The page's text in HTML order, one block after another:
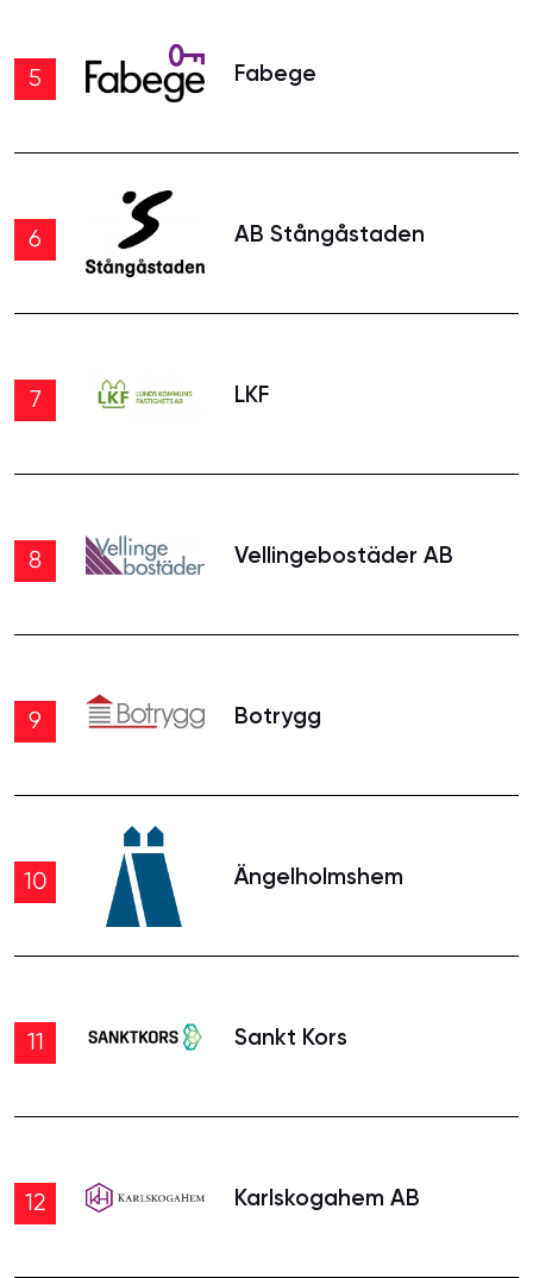
5 Fabege
6 AB Stångåstaden
7 LKF
8 Vellingebostäder AB
9 Botrygg
10 Ängelholmshem
11 Sankt Kors
12 Karlskogahem AB